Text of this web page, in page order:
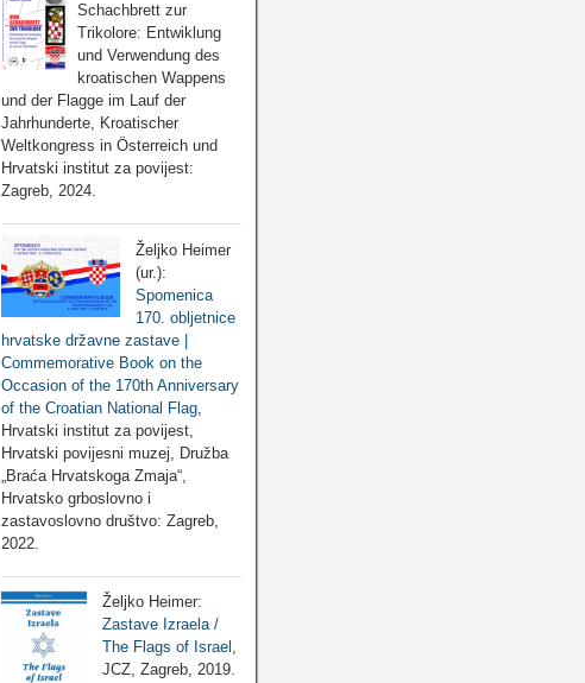
Schachbrett zur
Trikolore: Entwiklung
und Verwendung des
kroatischen Wappens
und der Flagge im Lauf der
Jahrhunderte, Kroatischer
Weltkongress in Österreich und
Hrvatski institut za povijest:
Zagreb, 2024.
Željko Heimer
(ur.):
Spomenica
170. obljetnice
hrvatske državne zastave |
Commemorative Book on the
Occasion of the 170th Anniversary
of the Croatian National Flag
Hrvatski institut za povijest,
Hrvatski povijesni muzej, Družba
„Braća Hrvatskoga Zmaja“,
Hrvatsko grboslovno i
zastavoslovno društvo: Zagreb,
2022.
Željko Heimer:
Zastave Izraela /
The Flags of Israel ,
JCZ, Zagreb, 2019.